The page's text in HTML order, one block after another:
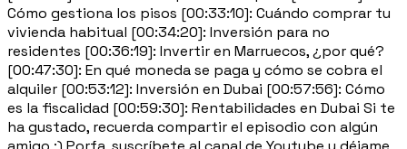
Cómo gestiona los pisos [00:33:10]: Cuándo comprar tu
vivienda habitual [00:34:20]: Inversión para no
residentes [00:36:19]: Invertir en Marruecos, ¿por qué?
[00:47:30]: En qué moneda se paga y cómo se cobra el
alquiler [00:53:12]: Inversión en Dubai [00:57:56]: Cómo
es la fiscalidad [00:59:30]: Rentabilidades en Dubai Si te
ha gustado, recuerda compartir el episodio con algún